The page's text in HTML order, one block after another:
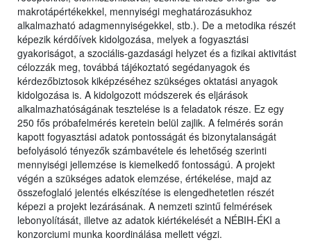
makrotápértékekkel, mennyiségi meghatározásukhoz
alkalmazható adagmennyiségekkel, stb.). De a metodika részét
képezik kérdőívek kidolgozása, melyek a fogyasztási
gyakoriságot, a szociális-gazdasági helyzet és a fizikai aktivitást
célozzák meg, továbbá tájékoztató segédanyagok és
kérdezőbiztosok kiképzéséhez szükséges oktatási anyagok
kidolgozása is. A kidolgozott módszerek és eljárások
alkalmazhatóságának tesztelése is a feladatok része. Ez egy
250 fős próbafelmérés keretein belül zajlik. A felmérés során
kapott fogyasztási adatok pontosságát és bizonytalanságát
befolyásoló tényezők számbavétele és lehetőség szerinti
mennyiségi jellemzése is kiemelkedő fontosságú. A projekt
végén a szükséges adatok elemzése, értékelése, majd az
összefoglaló jelentés elkészítése is elengedhetetlen részét
képezi a projekt lezárásának. A nemzeti szintű felmérések
lebonyolítását, illetve az adatok kiértékelését a NÉBIH-ÉKI a
konzorciumi munka koordinálása mellett végzi.